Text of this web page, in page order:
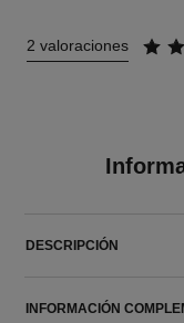
2 valoraciones
DESCRIPCIÓN
INFORMACIÓN